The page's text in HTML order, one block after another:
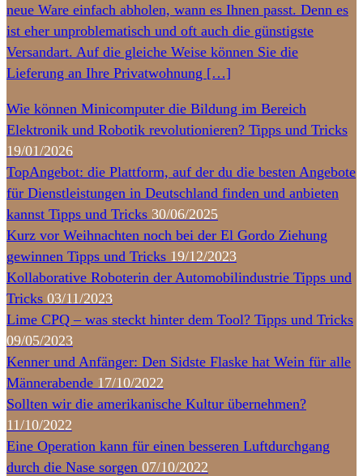
neue Ware einfach abholen, wann es Ihnen passt. Denn es
ist eher unproblematisch und oft auch die günstigste
Versandart. Auf die gleiche Weise können Sie die
Lieferung an Ihre Privatwohnung […]
Wie können Minicomputer die Bildung im Bereich
Elektronik und Robotik revolutionieren? Tipps und Tricks
19/01/2026
TopAngebot: die Plattform, auf der du die besten Angebote
für Dienstleistungen in Deutschland finden und anbieten
kannst Tipps und Tricks 30/06/2025
Kurz vor Weihnachten noch bei der El Gordo Ziehung
gewinnen Tipps und Tricks 19/12/2023
Kollaborative Roboterin der Automobilindustrie Tipps und
Tricks 03/11/2023
Lime CPQ – was steckt hinter dem Tool? Tipps und Tricks
09/05/2023
Kenner und Anfänger: Den Sidste Flaske hat Wein für alle
Männerabende 17/10/2022
Sollten wir die amerikanische Kultur übernehmen?
11/10/2022
Eine Operation kann für einen besseren Luftdurchgang
durch die Nase sorgen 07/10/2022